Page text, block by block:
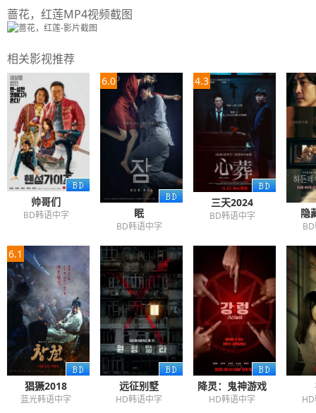
蔷花，红莲MP4视频截图
相关影视推荐
帅哥们
BD韩语中字
6.0
眠
BD韩语中字
4.3
三天2024
BD韩语中字 隐
6.1
猖獗2018
蓝光韩语中字
远征别墅
HD韩语中字
降灵：鬼神游戏
HD韩语中字